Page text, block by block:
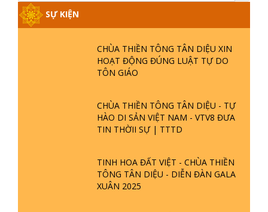
SỰ KIỆN
CHÙA THIỀN TÔNG TÂN DIỆU XIN
HOẠT ĐỘNG ĐÚNG LUẬT TỰ DO
TÔN GIÁO
CHÙA THIỀN TÔNG TÂN DIỆU - TỰ
HÀO DI SẢN VIỆT NAM - VTV8 ĐƯA
TIN THỜII SỰ | TTTD
TINH HOA ĐẤT VIỆT - CHÙA THIỀN
TÔNG TÂN DIỆU - DIỄN ĐÀN GALA
XUÂN 2025